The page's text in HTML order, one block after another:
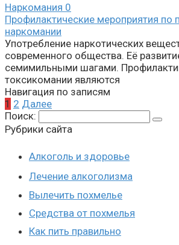
Наркомания 0
Профилактические мероприятия
наркомании
Употребление наркотических
современного общества. Её
семимильными шагами.
токсикомании являются
Навигация по записям
1 2 Далее
Поиск:
Рубрики сайта
Алкоголь и здоровье
Лечение алкоголизма
Вылечить похмелье
Средства от похмелья
Как пить правильно